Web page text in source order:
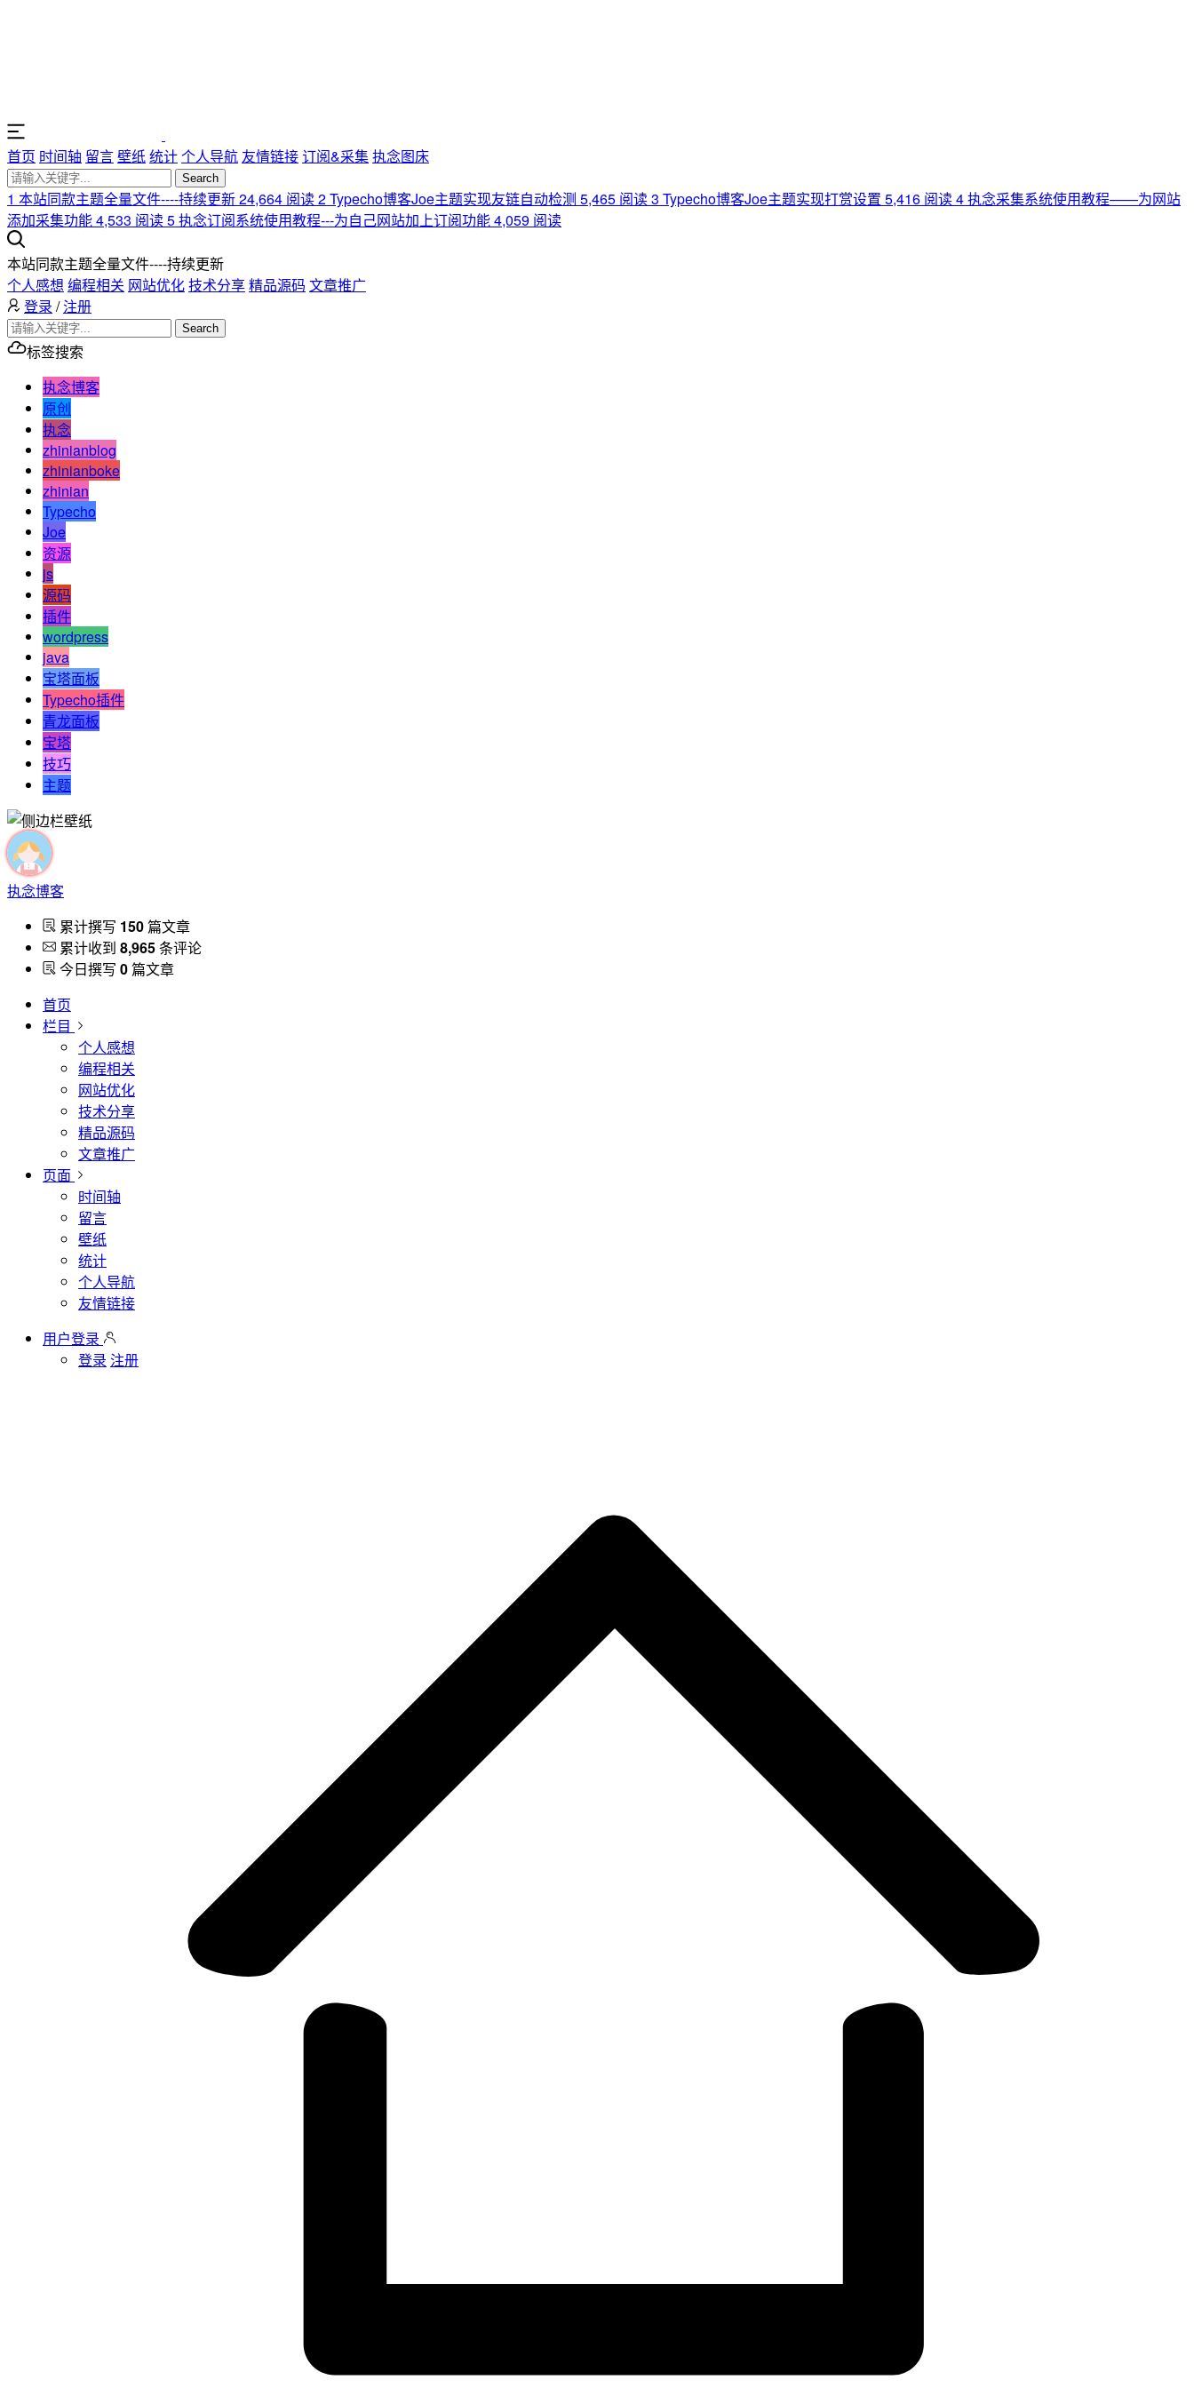
首页 时间轴 留言壁纸统计个人导航 友情链接订阅&采集执念图床
Search
1 本站同款主题全量文件----持续更新24,664 阅读2Typecho博客Joe主题实现友链自动检测 5,465 阅读3 Typecho博客Joe主题实现打赏设置 5,416 阅读4执念采集系统使用教程——为网站
添加采集功能4,533 阅读5执念订阅系统使用教程---为自己网站加上订阅功能4,059 阅读
本站同款主题全量文件----持续更新
个人感想 编程相关 网站优化技术分享精品源码 文章推广
登录 /注册
Search
标签搜索
执念博客
原创
执念
zhinianblog
zhinianboke
zhinian
Typecho
Joe
资源
js
源码
插件
wordpress
java
宝塔面板
Typecho插件
青龙面板
宝塔
技巧
主题
执念博客
累计撰写 150篇文章
累计收到 8,965条评论
今日撰写 0篇文章
首页
栏目
个人感想
编程相关
网站优化
技术分享
精品源码
文章推广
页面
时间轴
留言
壁纸
统计
个人导航
友情链接
用户登录
登录 注册